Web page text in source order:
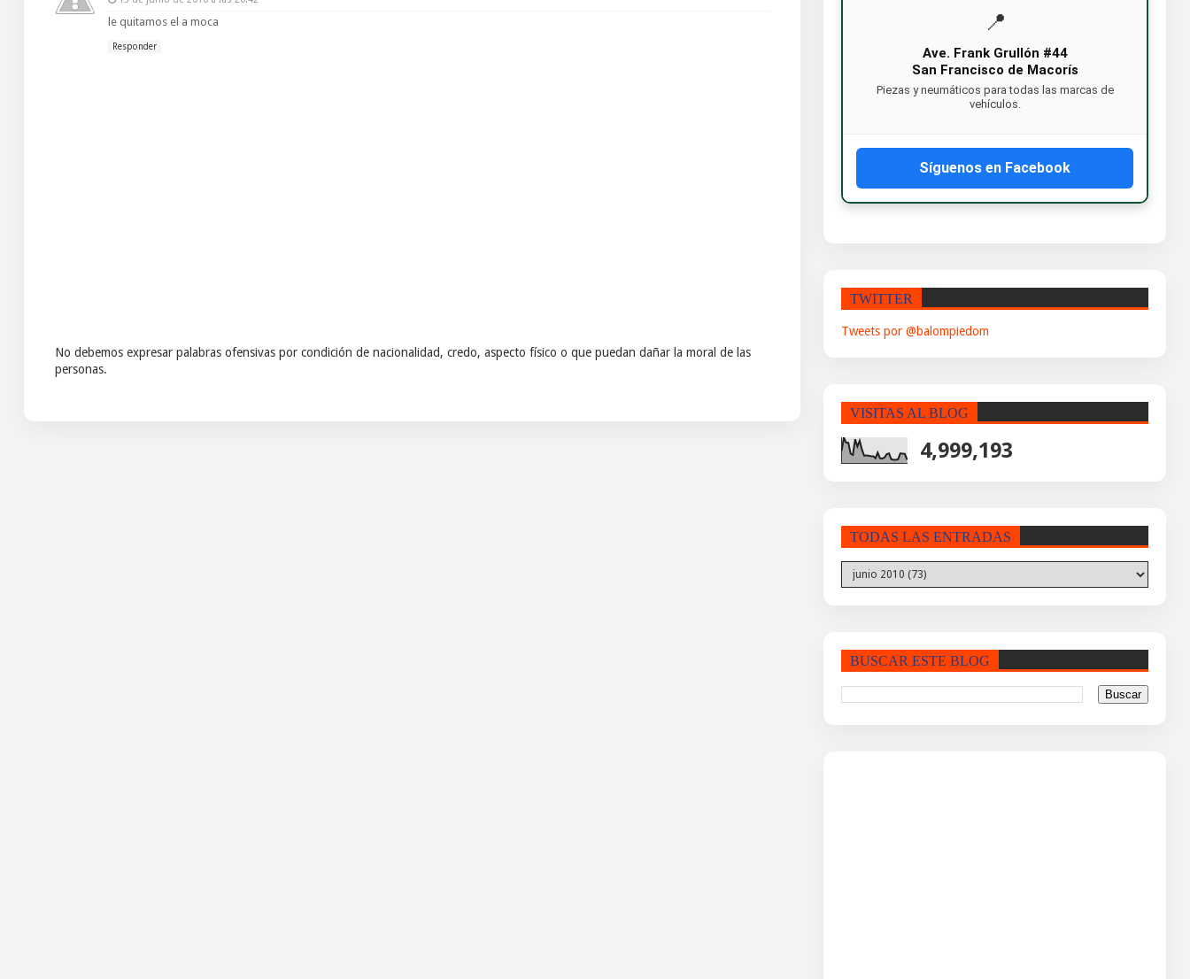
le quitamos el a moca
Responder
No debemos expresar palabras ofensivas por condición de nacionalidad, credo, aspecto físico o que puedan dañar la moral de las
personas.
Ave. Frank Grullón #44
San Francisco de Macorís
Piezas y neumáticos para todas las marcas de
vehículos.
Síguenos en Facebook
TWITTER
Tweets por @balompiedom
VISITAS AL BLOG
4,999,193
TODAS LAS ENTRADAS
BUSCAR ESTE BLOG